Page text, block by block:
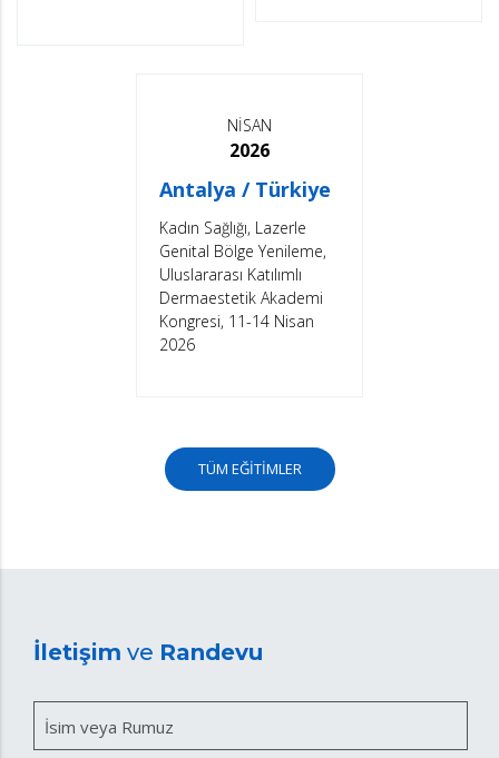
NİSAN
2026
Antalya / Türkiye
Kadın Sağlığı, Lazerle
Genital Bölge Yenileme,
Uluslararası Katılımlı
Dermaestetik Akademi
Kongresi, 11-14 Nisan
2026
TÜM EĞİTİMLER
İletişim ve Randevu
İsim veya Rumuz